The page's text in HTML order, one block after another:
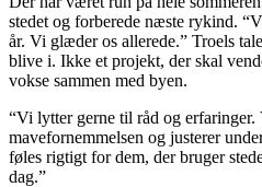
stedet og forberede næste rykind.
år. Vi glæder os allerede.” Troels
blive i. Ikke et projekt, der skal
vokse sammen med byen.
“Vi lytter gerne til råd og erfaringer.
mavefornemmelsen og justerer
føles rigtigt for dem, der bruger
dag.”